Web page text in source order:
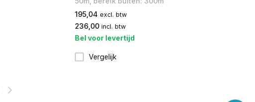
195,04 excl. btw
236,00 incl. btw
Bel voor levertijd
Vergelijk